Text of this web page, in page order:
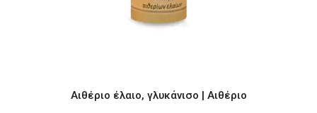
Αιθέριο έλαιο, γλυκάνισο | Αιθέριο